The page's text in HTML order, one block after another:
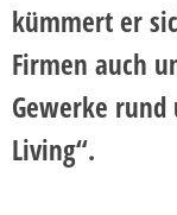
kümmert er
Firmen auch
Gewerke rund
Living“.